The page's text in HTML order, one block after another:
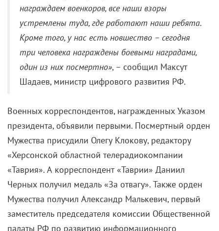
награждаем военкоров, все наши взоры
устремлены туда, где работают наши ребята.
Кроме того, у нас есть новшество – сегодня
три человека награждены боевыми наградами,
один из них посмертно», – сообщил Максут
Шадаев, министр цифрового развития РФ.
Военных корреспондентов, награжденных Указом
президента, объявили первыми. Посмертный орден
Мужества присудили Олегу Клокову, редактору
«Херсонской областной телерадиокомпании
«Таврия». А корреспондент «Таврии» Даниил
Черных получил медаль «За отвагу». Также орден
Мужества получил Александр Малькевич, первый
заместитель председателя комиссии Общественной
палаты РФ по развитию информационного